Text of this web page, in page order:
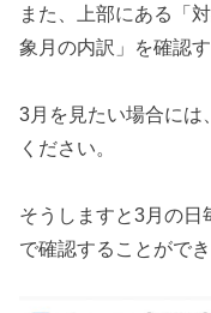
また、上部にある「
象月の内訳」を確認
3月を見たい場合に
ください。
そうしますと3月の日
で確認することができ